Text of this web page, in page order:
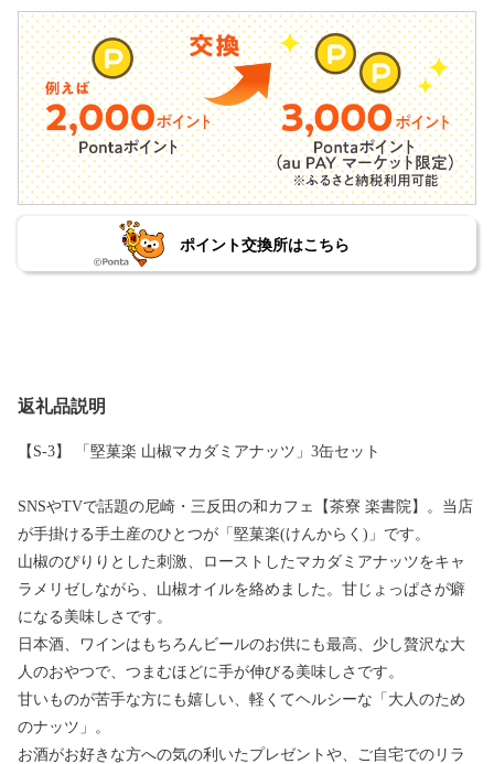
ポイント交換所はこちら
返礼品説明
【S-3】 「堅菓楽 山椒マカダミアナッツ」3缶セット
SNSやTVで話題の尼崎・三反田の和カフェ【茶寮 楽書院】。当店
が手掛ける手土産のひとつが「堅菓楽(けんからく)」です。
山椒のぴりりとした刺激、ローストしたマカダミアナッツをキャ
ラメリゼしながら、山椒オイルを絡めました。甘じょっぱさが癖
になる美味しさです。
日本酒、ワインはもちろんビールのお供にも最高、少し贅沢な大
人のおやつで、つまむほどに手が伸びる美味しさです。
甘いものが苦手な方にも嬉しい、軽くてヘルシーな「大人のため
のナッツ」。
お酒がお好きな方への気の利いたプレゼントや、ご自宅でのリラ